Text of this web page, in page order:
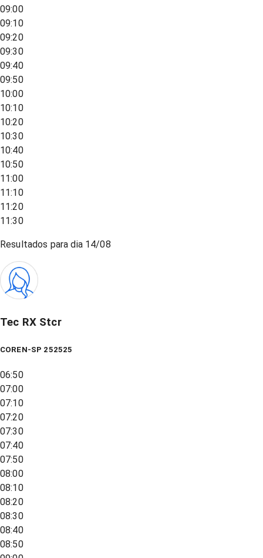
09:00
09:10
09:20
09:30
09:40
09:50
10:00
10:10
10:20
10:30
10:40
10:50
11:00
11:10
11:20
11:30
Resultados para dia 14/08
Tec RX Stcr
COREN-SP 252525
06:50
07:00
07:10
07:20
07:30
07:40
07:50
08:00
08:10
08:20
08:30
08:40
08:50